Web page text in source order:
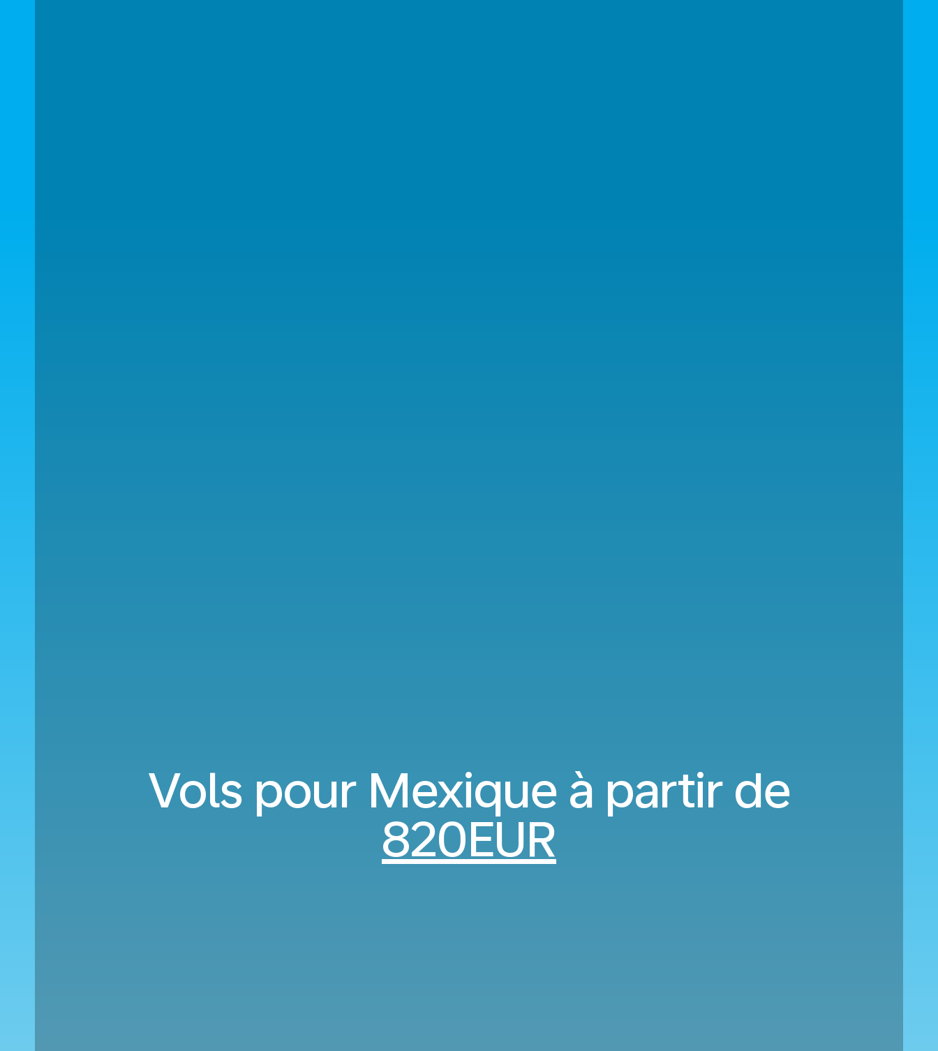
Vols pour Mexique à partir de
820EUR